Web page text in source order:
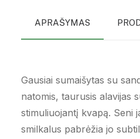
APRAŠYMAS
Gausiai sumaišytas su
natomis, taurusis alavijas
stimuliuojantį kvapą. Seni
smilkalus pabrėžia jo